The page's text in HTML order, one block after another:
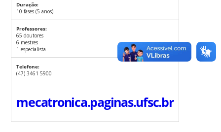
Duração:
10 fases (5 anos)
Professores:
65 doutores
6 mestres
1 especialista
Telefone:
(47) 3461 5900
mecatronica.paginas.ufsc.br